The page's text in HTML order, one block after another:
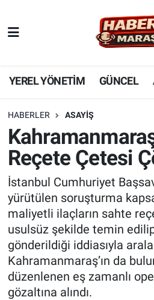
YEREL YÖNETİM GÜNCEL
HABERLER ASAYİŞ
Reçete Çetesi
İstanbul Cumhuriyet
yürütülen soruşturma
maliyetli ilaçların sahte
usulsüz şekilde temin edilip
gönderildiği iddiasıyla
Kahramanmaraş’ın da
düzenlenen eş zamanlı
gözaltına alındı.
YEREL YÖNETİM
GÜNCEL
BİLİM VE TEKNOLOJİ
KADIN AİLE
SPOR
DÜNYA
EKONOMİ
SİYASET
SAĞLIK
Nöbetçi Eczaneler
Hava Durumu
Trafik Durumu
Süper Lig Puan Durumu
Tüm Manşetler
Son Dakika Haberleri
Haber Arşivi